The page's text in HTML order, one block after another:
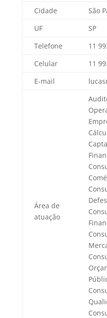
Cidade
São
UF
SP
Telefone
11
Celular
11
E-mail
Área de
atuação